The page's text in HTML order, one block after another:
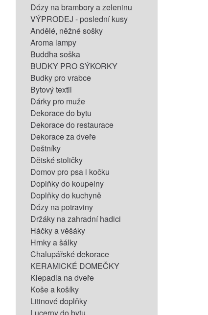
Dózy na brambory a zeleninu
VÝPRODEJ - poslední kusy
Andělé, něžné sošky
Aroma lampy
Buddha soška
BUDKY PRO SÝKORKY
Budky pro vrabce
Bytový textil
Dárky pro muže
Dekorace do bytu
Dekorace do restaurace
Dekorace za dveře
Deštníky
Dětské stoličky
Domov pro psa i kočku
Doplňky do koupelny
Doplňky do kuchyně
Dózy na potraviny
Držáky na zahradní hadici
Háčky a věšáky
Hrnky a šálky
Chalupářské dekorace
KERAMICKÉ DOMEČKY
Klepadla na dveře
Koše a košíky
Litinové doplňky